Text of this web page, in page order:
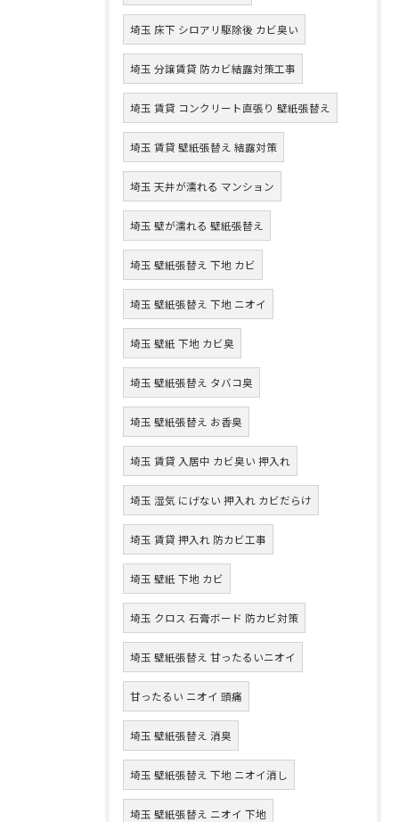
埼玉 床下 シロアリ駆除後 カビ臭い
埼玉 分譲賃貸 防カビ結露対策工事
埼玉 賃貸 コンクリート直張り 壁紙張替え
埼玉 賃貸 壁紙張替え 結露対策
埼玉 天井が濡れる マンション
埼玉 壁が濡れる 壁紙張替え
埼玉 壁紙張替え 下地 カビ
埼玉 壁紙張替え 下地 ニオイ
埼玉 壁紙 下地 カビ臭
埼玉 壁紙張替え タバコ臭
埼玉 壁紙張替え お香臭
埼玉 賃貸 入居中 カビ臭い 押入れ
埼玉 湿気 にげない 押入れ カビだらけ
埼玉 賃貸 押入れ 防カビ工事
埼玉 壁紙 下地 カビ
埼玉 クロス 石膏ボード 防カビ対策
埼玉 壁紙張替え 甘ったるいニオイ
甘ったるい ニオイ 頭痛
埼玉 壁紙張替え 消臭
埼玉 壁紙張替え 下地 ニオイ消し
埼玉 壁紙張替え ニオイ 下地